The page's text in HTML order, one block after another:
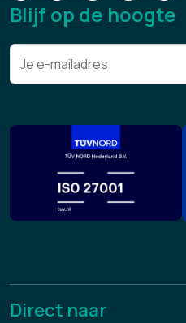
Blijf op de hoogte
Direct naar